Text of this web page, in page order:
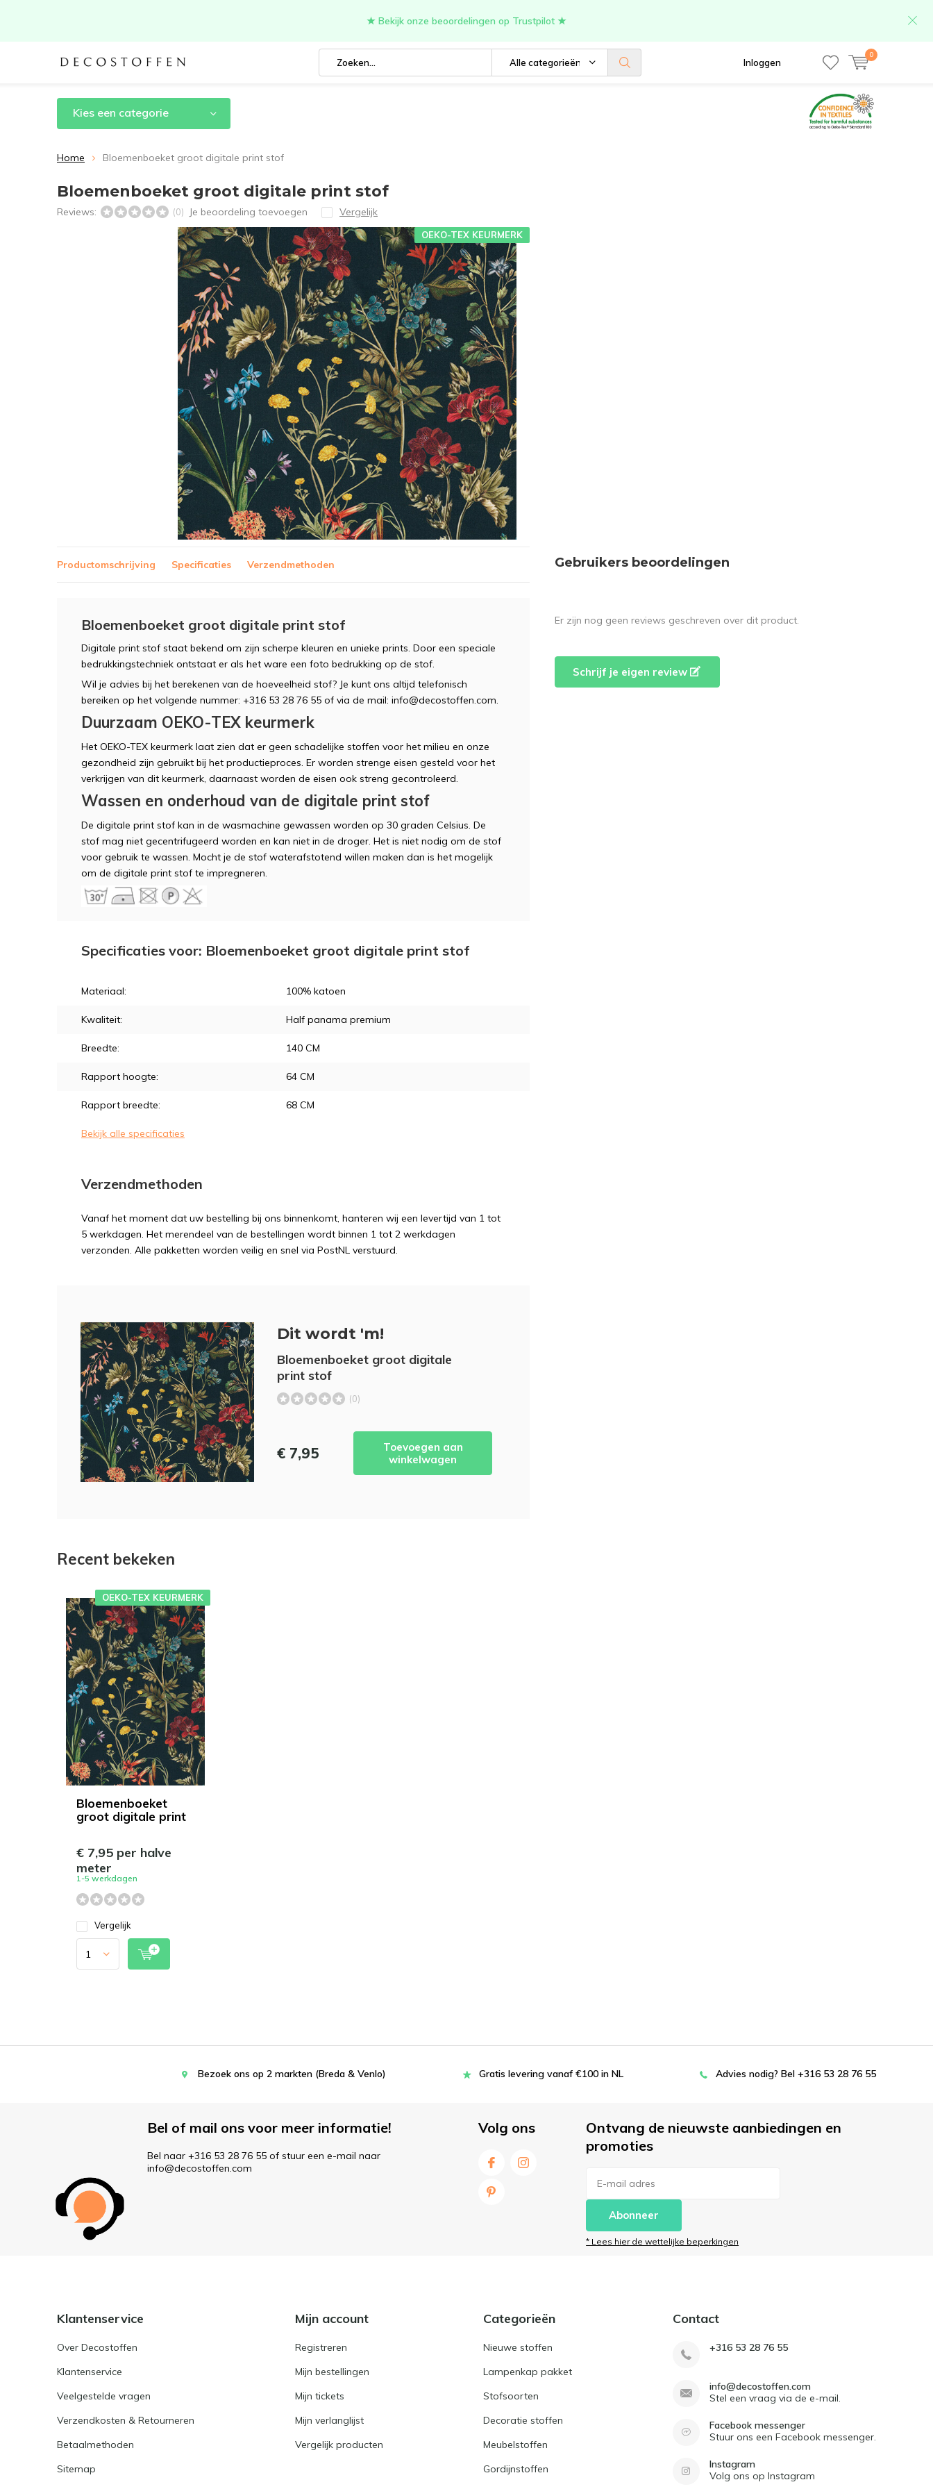
Alle categorieën Inloggen
0
★ Bekijk onze beoordelingen op Trustpilot ★
Kies een categorie
Home Bloemenboeket groot digitale print stof
Bloemenboeket groot digitale print stof
Reviews: (0) Je beoordeling toevoegen Vergelijk
OEKO-TEX KEURMERK
Productomschrijving Specificaties Verzendmethoden
Bloemenboeket groot digitale print stof
Digitale print stof staat bekend om zijn scherpe kleuren en unieke prints. Door een speciale
bedrukkingstechniek ontstaat er als het ware een foto bedrukking op de stof.
Wil je advies bij het berekenen van de hoeveelheid stof? Je kunt ons altijd telefonisch
bereiken op het volgende nummer: +316 53 28 76 55 of via de mail: info@decostoffen.com.
Duurzaam OEKO-TEX keurmerk
Het OEKO-TEX keurmerk laat zien dat er geen schadelijke stoffen voor het milieu en onze
gezondheid zijn gebruikt bij het productieproces. Er worden strenge eisen gesteld voor het
verkrijgen van dit keurmerk, daarnaast worden de eisen ook streng gecontroleerd.
Wassen en onderhoud van de digitale print stof
De digitale print stof kan in de wasmachine gewassen worden op 30 graden Celsius. De
stof mag niet gecentrifugeerd worden en kan niet in de droger. Het is niet nodig om de stof
voor gebruik te wassen. Mocht je de stof waterafstotend willen maken dan is het mogelijk
om de digitale print stof te impregneren.
Specificaties voor: Bloemenboeket groot digitale print stof
Materiaal: 100% katoen
Kwaliteit: Half panama premium
Breedte: 140 CM
Rapport hoogte: 64 CM
Rapport breedte: 68 CM
Bekijk alle specificaties
Verzendmethoden
Vanaf het moment dat uw bestelling bij ons binnenkomt, hanteren wij een levertijd van 1 tot
5 werkdagen. Het merendeel van de bestellingen wordt binnen 1 tot 2 werkdagen
verzonden. Alle pakketten worden veilig en snel via PostNL verstuurd.
Dit wordt 'm!
Bloemenboeket groot digitale
print stof
(0)
€ 7,95
Toevoegen aan
winkelwagen
Gebruikers beoordelingen
Er zijn nog geen reviews geschreven over dit product.
Schrijf je eigen review
Recent bekeken
Bloemenboeket
groot digitale print
OEKO-TEX KEURMERK
€ 7,95 per halve
meter
1-5 werkdagen
Vergelijk
Bezoek ons op 2 markten (Breda & Venlo) Gratis levering vanaf €100 in NL Advies nodig? Bel +316 53 28 76 55
Bel of mail ons voor meer informatie!
Bel naar +316 53 28 76 55 of stuur een e-mail naar
info@decostoffen.com
Volg ons
Ontvang de nieuwste aanbiedingen en
promoties
Abonneer
* Lees hier de wettelijke beperkingen
Klantenservice
Over Decostoffen
Klantenservice
Veelgestelde vragen
Verzendkosten & Retourneren
Betaalmethoden
Sitemap
Mijn account
Registreren
Mijn bestellingen
Mijn tickets
Mijn verlanglijst
Vergelijk producten
Categorieën
Nieuwe stoffen
Lampenkap pakket
Stofsoorten
Decoratie stoffen
Meubelstoffen
Gordijnstoffen
Contact
+316 53 28 76 55
info@decostoffen.com
Stel een vraag via de e-mail.
Facebook messenger
Stuur ons een Facebook messenger.
Instagram
Volg ons op Instagram